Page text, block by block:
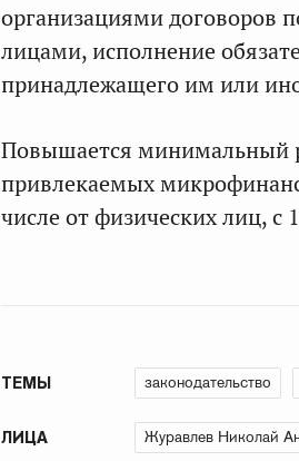
организациями договоров
лицами, исполнение
принадлежащего им или
Повышается минимальный
привлекаемых
числе от физических лиц, с
ТЕМЫ законодательство
ЛИЦА Журавлев Николай